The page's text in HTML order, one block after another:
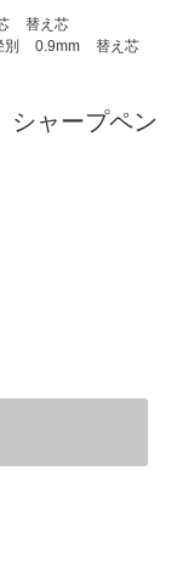
替え芯
0.9mm
替え芯
シャープペン